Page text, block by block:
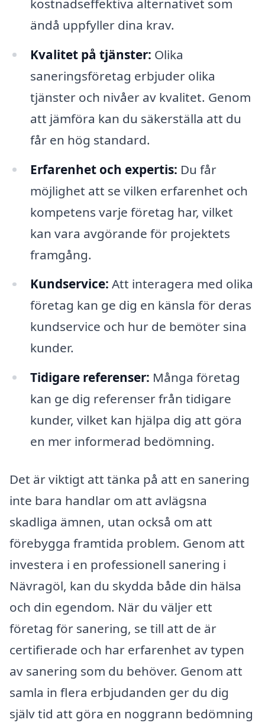
kostnadseffektiva alternativet som
ändå uppfyller dina krav.
Kvalitet på tjänster: Olika
saneringsföretag erbjuder olika
tjänster och nivåer av kvalitet. Genom
att jämföra kan du säkerställa att du
får en hög standard.
Erfarenhet och expertis: Du får
möjlighet att se vilken erfarenhet och
kompetens varje företag har, vilket
kan vara avgörande för projektets
framgång.
Kundservice: Att interagera med olika
företag kan ge dig en känsla för deras
kundservice och hur de bemöter sina
kunder.
Tidigare referenser: Många företag
kan ge dig referenser från tidigare
kunder, vilket kan hjälpa dig att göra
en mer informerad bedömning.
Det är viktigt att tänka på att en sanering
inte bara handlar om att avlägsna
skadliga ämnen, utan också om att
förebygga framtida problem. Genom att
investera i en professionell sanering i
Nävragöl, kan du skydda både din hälsa
och din egendom. När du väljer ett
företag för sanering, se till att de är
certifierade och har erfarenhet av typen
av sanering som du behöver. Genom att
samla in flera erbjudanden ger du dig
själv tid att göra en noggrann bedömning